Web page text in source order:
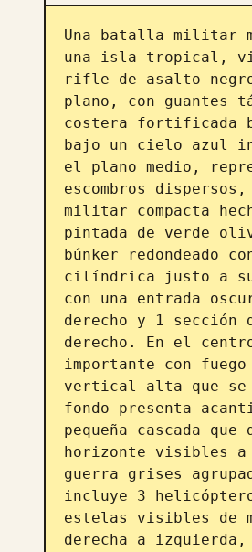
Una batalla militar
una isla tropical,
rifle de asalto
plano, con guantes
costera fortificada
bajo un cielo azul
el plano medio,
escombros
militar compacta
pintada de verde
búnker redondeado
cilíndrica justo a su
con una entrada
derecho y 1 sección
derecho. En el
importante con fuego
vertical alta que se
fondo presenta
pequeña cascada
horizonte visibles a
guerra grises
incluye 3
estelas visibles de
derecha a